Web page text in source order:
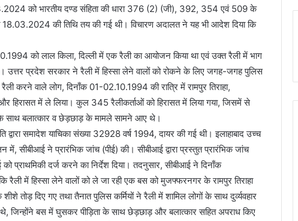
को भारतीय दण्ड संहिता की धारा 376 (2) (जी), 392, 354 एवं 509 के
की तिथि तय की गई थी। विचारण अदालत ने यह भी आदेश दिया कि
को लाल किला, दिल्ली में एक रैली का आयोजन किया था एवं उक्त रैली में भाग
उत्तर प्रदेश सरकार ने रैली में हिस्सा लेने वालों को रोकने के लिए जगह-जगह पुलिस
करने वाले लोग, दिनाँक 01-02.10.1994 की रात्रि में रामपुर तिराहा,
हिरासत में ले लिया। कुल 345 रैलीकर्ताओं को हिरासत में लिया गया, जिसमें से
के साथ बलात्कार व छेड़छाड़ के मामले सामने आए थे।
द्वारा समादेश याचिका संख्या 32928 वर्ष 1994, दायर की गई थी। इलाहाबाद उच्च
ने प्रारंभिक जांच (पीई) की। सीबीआई द्वारा प्रस्तुत प्रारंभिक जांच
प्राथमिकी दर्ज करने का निर्देश दिया। तदनुसार, सीबीआई ने दिनाँक
रैली में हिस्सा लेने वालों को ले जा रही एक बस को मुजफ्फरनगर के रामपुर तिराहा
तोड़ दिए गए तथा तैनात पुलिस कर्मियों ने रैली में शामिल लोगों के साथ दुर्व्यवहार
थे, जिन्होंने बस में घुसकर पीड़िता के साथ छेड़छाड़ और बलात्कार सहित अपराध किए